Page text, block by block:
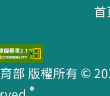
首
部 版權所有 ©
®